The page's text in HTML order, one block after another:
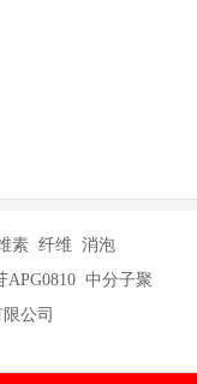
素 纤维 消泡
中分子聚
公司